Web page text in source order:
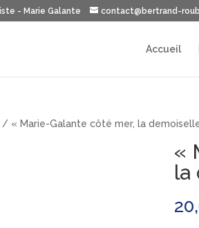
- Marie Galante contact@bertrand-
Accueil
/ « Marie-Galante côté mer, la
«
la